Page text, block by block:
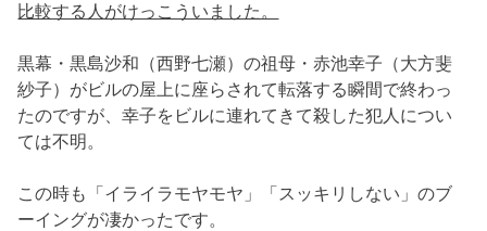
比較する人がけっこういました。
黒幕・黒島沙和（西野七瀬）の祖母・赤池幸子（大方斐
紗子）がビルの屋上に座らされて転落する瞬間で終わっ
たのですが、幸子をビルに連れてきて殺した犯人につい
ては不明。
この時も「イライラモヤモヤ」「スッキリしない」のブ
ーイングが凄かったです。